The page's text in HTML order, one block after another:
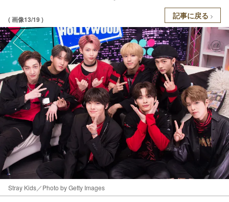
( 画像13/19 ) 記事に戻る
Stray Kids／Photo by Getty Images